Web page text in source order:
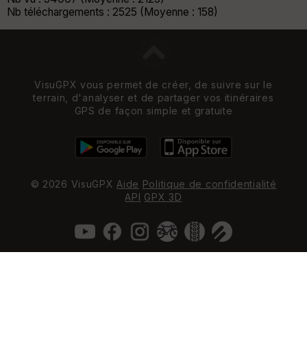
Nb téléchargements : 2525 (Moyenne : 158)
VisuGPX vous permet de créer, de suivre sur le
terrain, d'analyser et de partager vos itinéraires
GPS de façon simple et gratuite
© 2026 VisuGPX Aide Politique de confidentialité
API GPX 3D